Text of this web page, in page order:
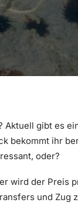
gibt es
bekommt ihr
oder?
wird der Preis
und